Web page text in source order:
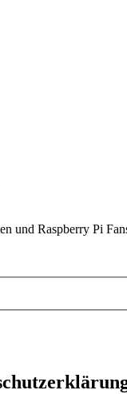
und Raspberry Pi